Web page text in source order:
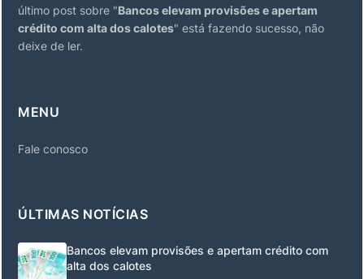
último post sobre "Bancos elevam provisões e apertam
crédito com alta dos calotes" está fazendo sucesso, não
deixe de ler.
MENU
Fale conosco
ÚLTIMAS NOTÍCIAS
Bancos elevam provisões e apertam crédito com
alta dos calotes